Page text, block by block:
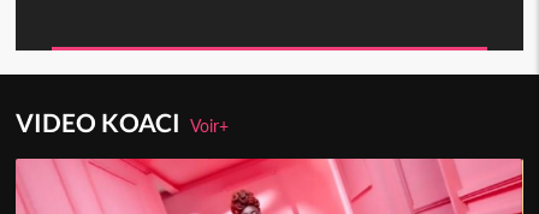
VIDEO KOACIVoir+